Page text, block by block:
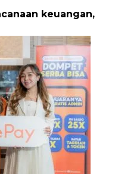
keuangan,